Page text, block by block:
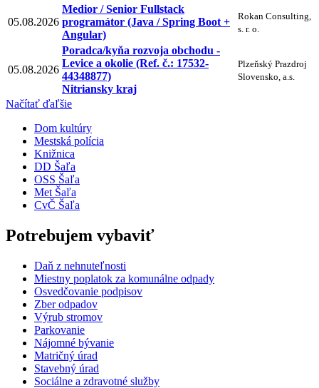
05.08.2026
Medior / Senior Fullstack
programátor (Java / Spring Boot +
Angular)
Rokan Consulting,
s. r. o.
05.08.2026
Poradca/kyňa rozvoja obchodu -
Levice a okolie (Ref. č.: 17532-
44348877)
Nitriansky kraj
Plzeňský Prazdroj
Slovensko, a.s.
Načítať ďaľšie
Dom kultúry
Mestská polícia
Knižnica
DD Šaľa
OSS Šaľa
Met Šaľa
CvČ Šaľa
Potrebujem vybaviť
Daň z nehnuteľnosti
Miestny poplatok za komunálne odpady
Osvedčovanie podpisov
Zber odpadov
Výrub stromov
Parkovanie
Nájomné bývanie
Matričný úrad
Stavebný úrad
Sociálne a zdravotné služby